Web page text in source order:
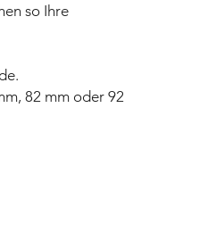
so Ihre
82 mm oder 92